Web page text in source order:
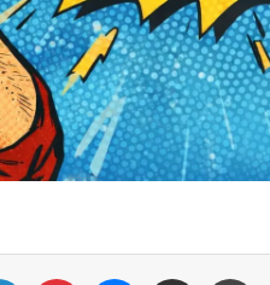
Linkedin PinterestMessenger
Partager par email